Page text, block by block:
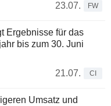
23.07.
FW
Ergebnisse für das
bis zum 30. Juni
21.07.
CI
Umsatz und